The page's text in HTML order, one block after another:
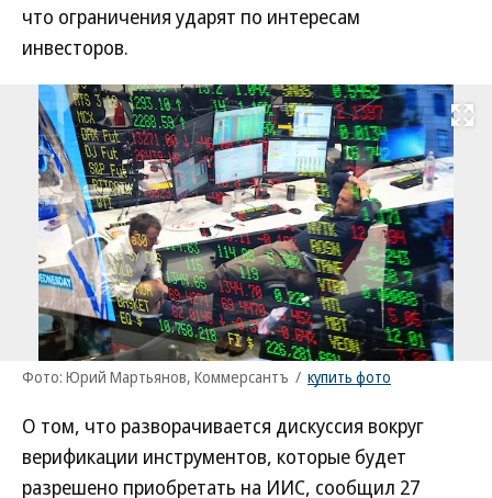
что ограничения ударят по интересам
инвесторов.
Развернуть
Фото: Юрий Мартьянов, Коммерсантъ / купить фото
О том, что разворачивается дискуссия вокруг
верификации инструментов, которые будет
разрешено приобретать на ИИС, сообщил 27